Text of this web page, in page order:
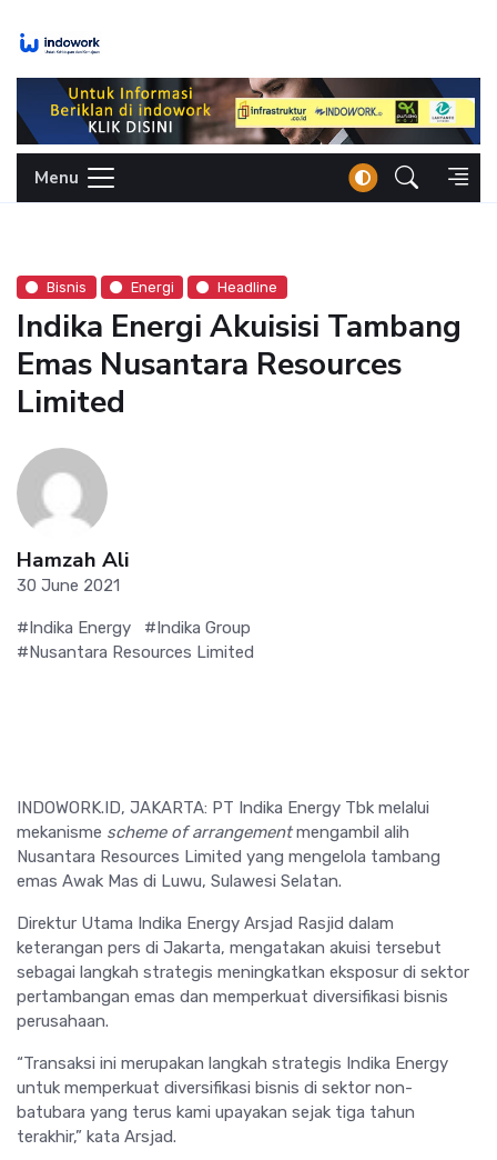
Menu
Bisnis Energi Headline
Indika Energi Akuisisi Tambang
Emas Nusantara Resources
Limited
Hamzah Ali
30 June 2021
#Indika Energy
#Indika Group
#Nusantara Resources Limited
INDOWORK.ID, JAKARTA: PT Indika Energy Tbk melalui
mekanisme scheme of arrangementmengambil alih
Nusantara Resources Limited yang mengelola tambang
emas Awak Mas di Luwu, Sulawesi Selatan.
Direktur Utama Indika Energy Arsjad Rasjid dalam
keterangan pers di Jakarta, mengatakan akuisi tersebut
sebagai langkah strategis meningkatkan eksposur di sektor
pertambangan emas dan memperkuat diversifikasi bisnis
perusahaan.
“Transaksi ini merupakan langkah strategis Indika Energy
untuk memperkuat diversifikasi bisnis di sektor non-
batubara yang terus kami upayakan sejak tiga tahun
terakhir,” kata Arsjad.